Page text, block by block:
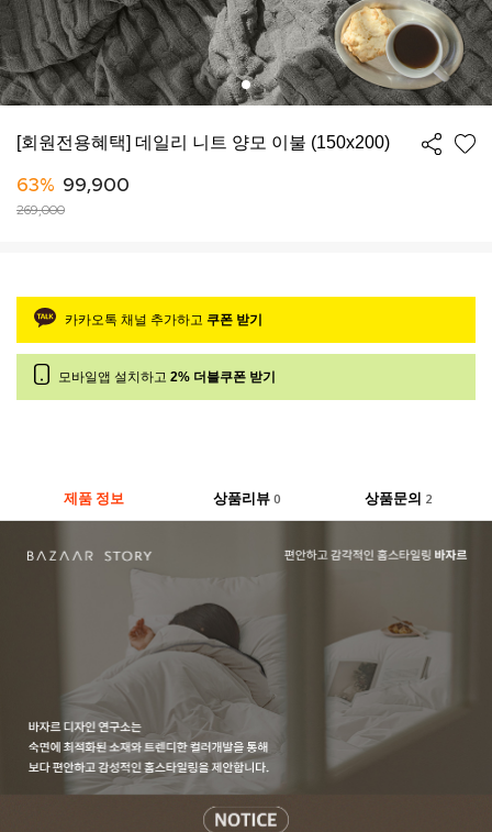
[회원전용혜택] 데일리 니트 양모 이불 (150x200)
63% 99,900
269,000
카카오톡 채널 추가하고 쿠폰 받기
모바일앱 설치하고 2% 더블쿠폰 받기
제품 정보 상품리뷰 0 상품문의 2